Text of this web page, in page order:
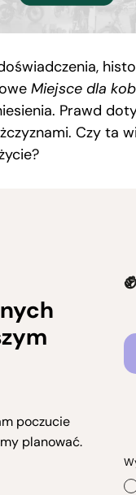
Miejsce dla
Prawd
Czy ta
poczucie
planować.